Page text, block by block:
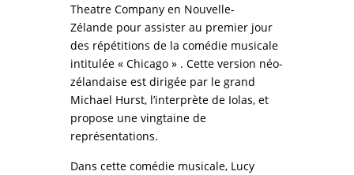
Theatre Company en Nouvelle-
Zélande pour assister au premier jour
des répétitions de la comédie musicale
intitulée « Chicago » . Cette version néo-
zélandaise est dirigée par le grand
Michael Hurst, l’interprète de Iolas, et
propose une vingtaine de
représentations.
Dans cette comédie musicale, Lucy